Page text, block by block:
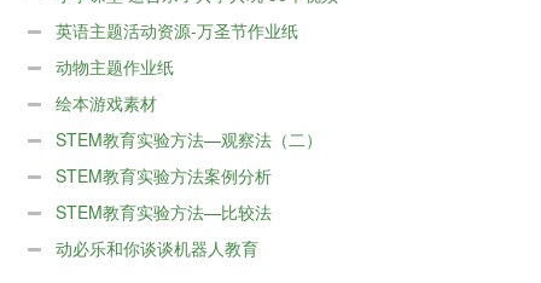
英语主题活动资源-万圣节作业纸
动物主题作业纸
绘本游戏素材
STEM教育实验方法—观察法（二）
STEM教育实验方法案例分析
STEM教育实验方法—比较法
动必乐和你谈谈机器人教育